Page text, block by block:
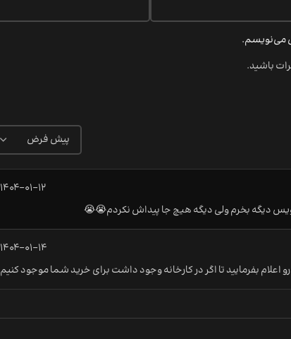
۱۴۰۴-۰۱-۱۲
دیگه بخرم ولی دیگه هیچ جا پیداش نکردم😭😭
۱۴۰۴-۰۱-۱۴
بفرمایید تا اگر در کارخانه وجود داشت برای خرید شما موجود کنیم
می‌نویسم.
باشید.